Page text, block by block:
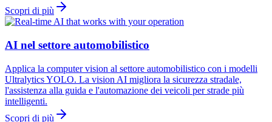
Scopri di più
AI nel settore automobilistico
Applica la computer vision al settore automobilistico con i modelli
Ultralytics YOLO. La vision AI migliora la sicurezza stradale,
l'assistenza alla guida e l'automazione dei veicoli per strade più
intelligenti.
Scopri di più